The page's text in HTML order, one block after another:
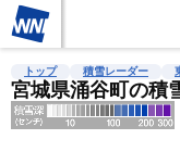
雨雲レーダー 台風情報
トップ 積雪レーダー
宮城県涌谷町の積